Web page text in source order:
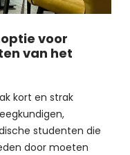
voor
van het
kort en strak
studenten die
door moeten